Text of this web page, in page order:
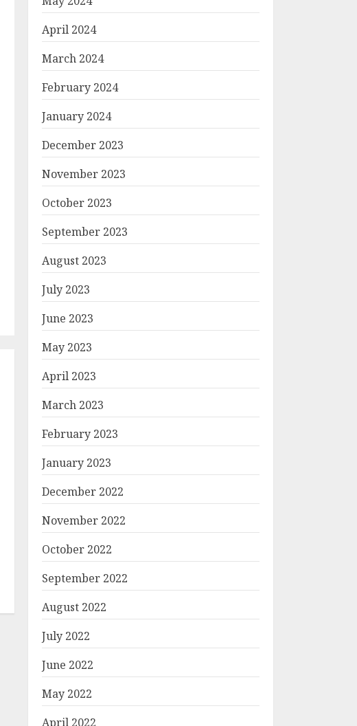
April 2024
March 2024
February 2024
January 2024
December 2023
November 2023
October 2023
September 2023
August 2023
July 2023
June 2023
May 2023
April 2023
March 2023
February 2023
January 2023
December 2022
November 2022
October 2022
September 2022
August 2022
July 2022
June 2022
May 2022
April 2022